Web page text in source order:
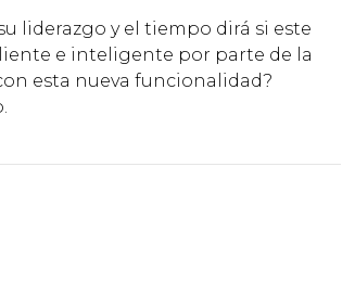
liderazgo y el tiempo dirá si este
e inteligente por parte de la
esta nueva funcionalidad?